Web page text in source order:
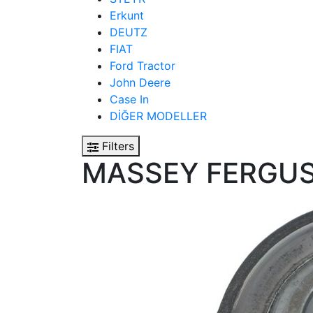
Erkunt
DEUTZ
FIAT
Ford Tractor
John Deere
Case In
DİĞER MODELLER
Filters
MASSEY